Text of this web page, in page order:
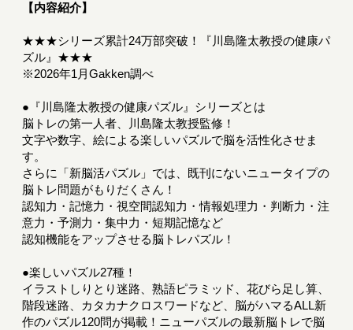
【内容紹介】
★★★シリーズ累計24万部突破！『川島隆太教授の健康パ
ズル』★★★
※2026年1月Gakken調べ
●『川島隆太教授の健康パズル』シリーズとは
脳トレの第一人者、川島隆太教授監修！
文字や数字、絵による楽しいパズルで脳を活性化させま
す。
さらに「新脳活パズル」では、既刊にないニュータイプの
脳トレ問題がもりだくさん！
認知力・記憶力・視空間認知力・情報処理力・判断力・注
意力・予測力・集中力・短期記憶など
認知機能をアップさせる脳トレパズル！
●楽しいパズル27種！
イラストしりとり迷路、熟語ピラミッド、花びら足し算、
階段迷路、カタカナクロスワードなど、脳がハマるALL新
作のパズル120問が掲載！ニューパズルの最新脳トレで脳